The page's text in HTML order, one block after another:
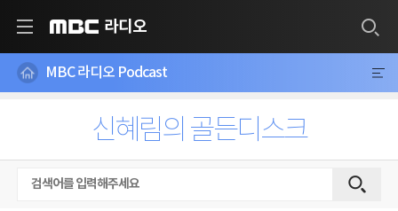
라디오
MBC 라디오 Podcast
신혜림의 골든디스크